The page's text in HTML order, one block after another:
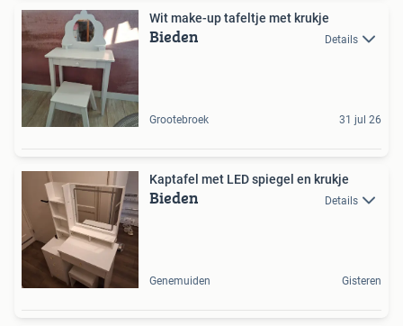
Wit make-up tafeltje met krukje
Bieden Details
Grootebroek 31 jul 26
Kaptafel met LED spiegel en krukje
Bieden Details
Genemuiden Gisteren